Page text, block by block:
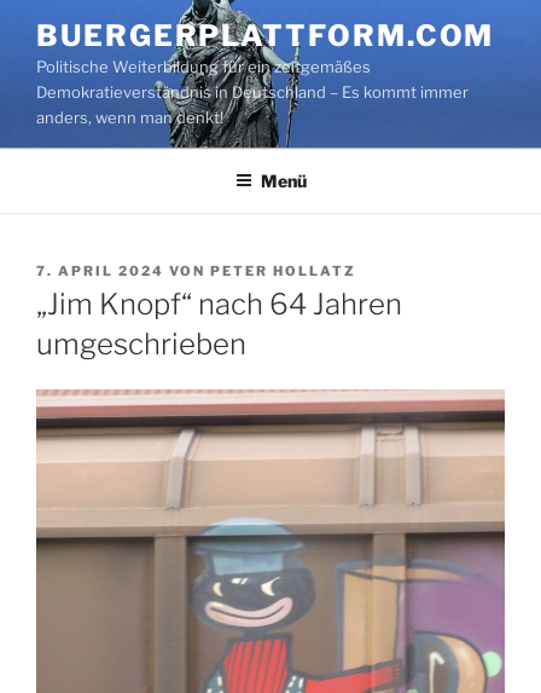
Inhalt
springen
BUERGERPLATTFORM.COM
Politische Weiterbildung für ein zeitgemäßes
Demokratieverständnis in Deutschland – Es kommt immer
anders, wenn man denkt!
Menü
VERÖFFENTLICHT
AM
7. APRIL 2024 VON PETER HOLLATZ
„Jim Knopf“ nach 64 Jahren
umgeschrieben